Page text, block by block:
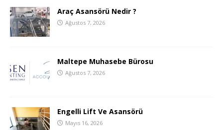
Araç Asansörü Nedir ?
Ağustos 7, 2026
Maltepe Muhasebe Bürosu
Ağustos 7, 2026
Engelli Lift Ve Asansörü
Mayıs 16, 2026